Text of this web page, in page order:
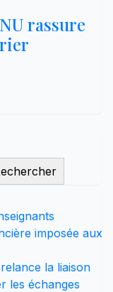
rassure
imposée aux
la liaison
les échanges